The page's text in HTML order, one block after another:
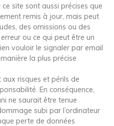
site sont aussi précises que
remis à jour, mais peut
des omissions ou des
ou ce qui peut être un
vouloir le signaler par email
la plus précise
risques et périls de
En conséquence,
ne saurait être tenue
subi par l’ordinateur
perte de données